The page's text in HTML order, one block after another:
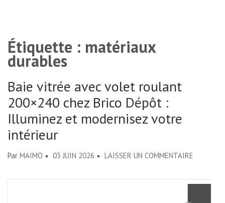
Étiquette : matériaux
durables
Baie vitrée avec volet roulant
200×240 chez Brico Dépôt :
Illuminez et modernisez votre
intérieur
Par MAIMO 03 JUIN 2026 LAISSER UN COMMENTAIRE
VITRÉE